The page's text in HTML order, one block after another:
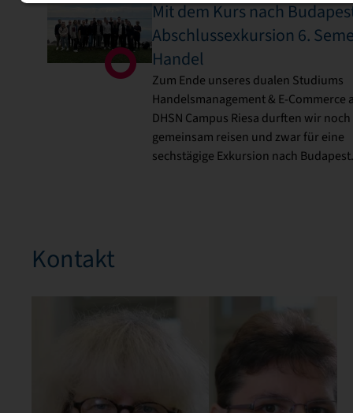
Mit dem Kurs nach
Abschlussexkursion 6.
Handel
Zum Ende unseres dualen Studiums
Handelsmanagement & E-Commerce
DHSN Campus Riesa durften wir
gemeinsam reisen und zwar für eine
sechstägige Exkursion nach
Kontakt